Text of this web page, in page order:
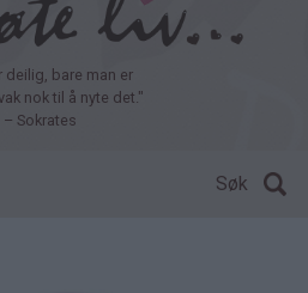
deilig, bare man er
nok til å nyte det."
– Sokrates
Søk